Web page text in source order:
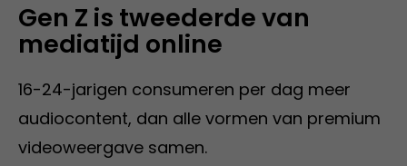
Gen Z is tweederde van
mediatijd online
16-24-jarigen consumeren per dag meer
audiocontent, dan alle vormen van premium
videoweergave samen.